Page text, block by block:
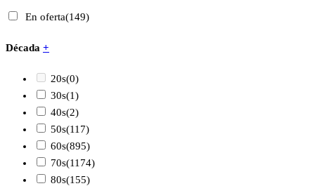
En oferta(149)
Década +
20s(0)
30s(1)
40s(2)
50s(117)
60s(895)
70s(1174)
80s(155)